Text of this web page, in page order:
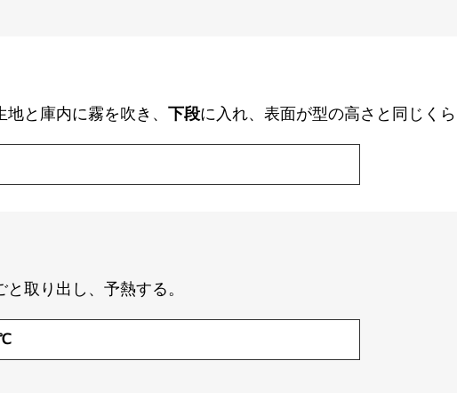
と庫内に霧を吹き、 下段に入れ、表面が型の高さと同じく
と取り出し、予熱する。